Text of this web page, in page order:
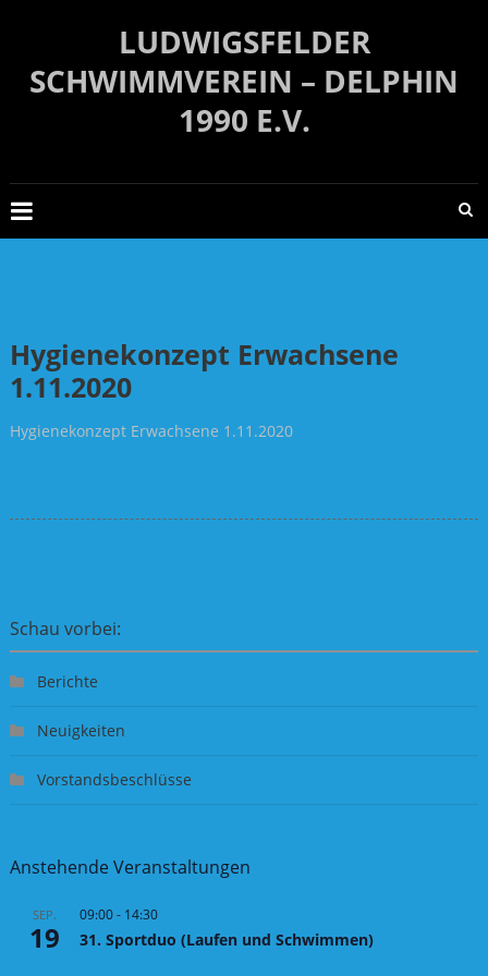
LUDWIGSFELDER
SCHWIMMVEREIN – DELPHIN
1990 E.V.
Hygienekonzept Erwachsene
1.11.2020
Hygienekonzept Erwachsene 1.11.2020
Schau vorbei:
Berichte
Neuigkeiten
Vorstandsbeschlüsse
Anstehende Veranstaltungen
SEP.
19
09:00- 14:30
31. Sportduo (Laufen und Schwimmen)